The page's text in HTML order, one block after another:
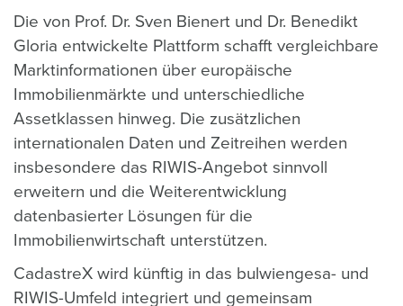
Die von Prof. Dr. Sven Bienert und Dr. Benedikt
Gloria entwickelte Plattform schafft vergleichbare
Marktinformationen über europäische
Immobilienmärkte und unterschiedliche
Assetklassen hinweg. Die zusätzlichen
internationalen Daten und Zeitreihen werden
insbesondere das RIWIS-Angebot sinnvoll
erweitern und die Weiterentwicklung
datenbasierter Lösungen für die
Immobilienwirtschaft unterstützen.
CadastreX wird künftig in das bulwiengesa- und
RIWIS-Umfeld integriert und gemeinsam